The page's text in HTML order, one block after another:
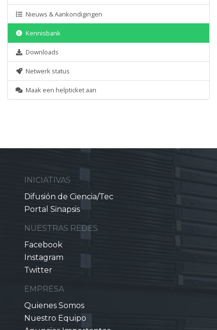
Nieuws & Aankondigingen
Kennisbank
Downloads
Netwerk status
Maak een helpticket aan
INICIATIVAS
Difusión de Ciencia/Tec
Portal Sinapsis
NUESTRAS REDES
Facebook
Instagram
Twitter
EMPRESA
Quienes Somos
Nuestro Equipo